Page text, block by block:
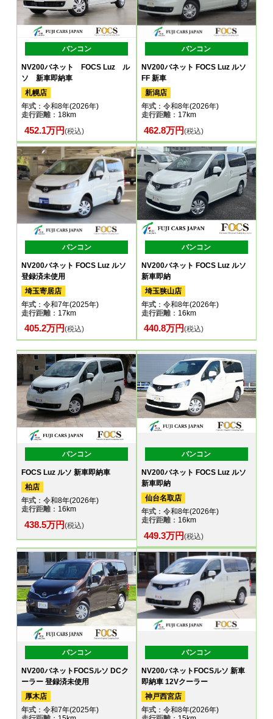
バンコン
NV200バネット FOCS Luz ル
ソ 新車即納車
札幌店
年式 ：令和8年(2026年)
走行距離：18km
452.1万円(税込)
バンコン
NV200バネット FOCS Luz ルソ
FF 新車
新潟店
年式：令和8年(2026年)
走行距離：17km
462.8万円(税込)
バンコン
NV200バネット FOCS Luz ルソ
登録済未使用
埼玉寄居店
年式 ：令和7年(2025年)
走行距離：17km
405.2万円(税込)
バンコン
NV200バネット FOCS Luz ルソ
新車即納
埼玉狭山店
年式：令和8年(2026年)
走行距離：16km
440.8万円(税込)
バンコン
FOCS Luz ルソ 新車即納車
柏店
年式 ：令和8年(2026年)
走行距離：16km
438.5万円(税込)
バンコン
NV200バネット FOCS Luz ルソ
新車即納
仙台名取店
年式：令和8年(2026年)
走行距離：16km
449.3万円(税込)
バンコン
NV200バネットFOCSルソ DCク
ーラー 登録済未使用
厚木店
年式 ：令和7年(2025年)
バンコン
NV200バネットFOCSルソ 新車
即納車 12Vクーラー
神戸西宮店
年式：令和8年(2026年)